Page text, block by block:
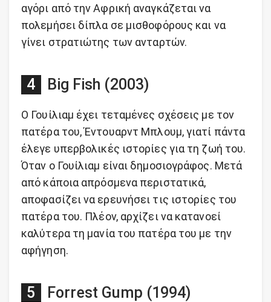
αγόρι από την Αφρική αναγκάζεται να
πολεμήσει δίπλα σε μισθοφόρους και να
γίνει στρατιώτης των ανταρτών.
Big Fish (2003)
O Γουίλιαμ έχει τεταμένες σχέσεις με τον
πατέρα του, Έντουαρντ Μπλουμ, γιατί πάντα
έλεγε υπερβολικές ιστορίες για τη ζωή του.
Όταν ο Γουίλιαμ είναι δημοσιογράφος. Μετά
από κάποια απρόσμενα περιστατικά,
αποφασίζει να ερευνήσει τις ιστορίες του
πατέρα του. Πλέον, αρχίζει να κατανοεί
καλύτερα τη μανία του πατέρα του με την
αφήγηση.
Forrest Gump (1994)